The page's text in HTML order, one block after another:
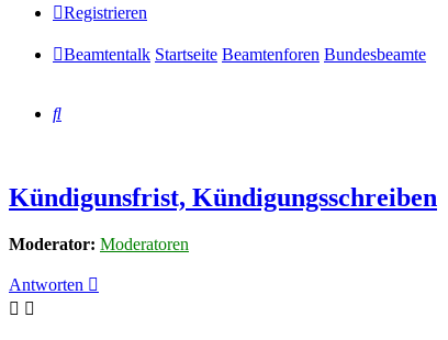
Registrieren
Beamtentalk Startseite Beamtenforen Bundesbeamte
Suche
Kündigunsfrist, Kündigungsschreiben
Moderator: Moderatoren
Antworten